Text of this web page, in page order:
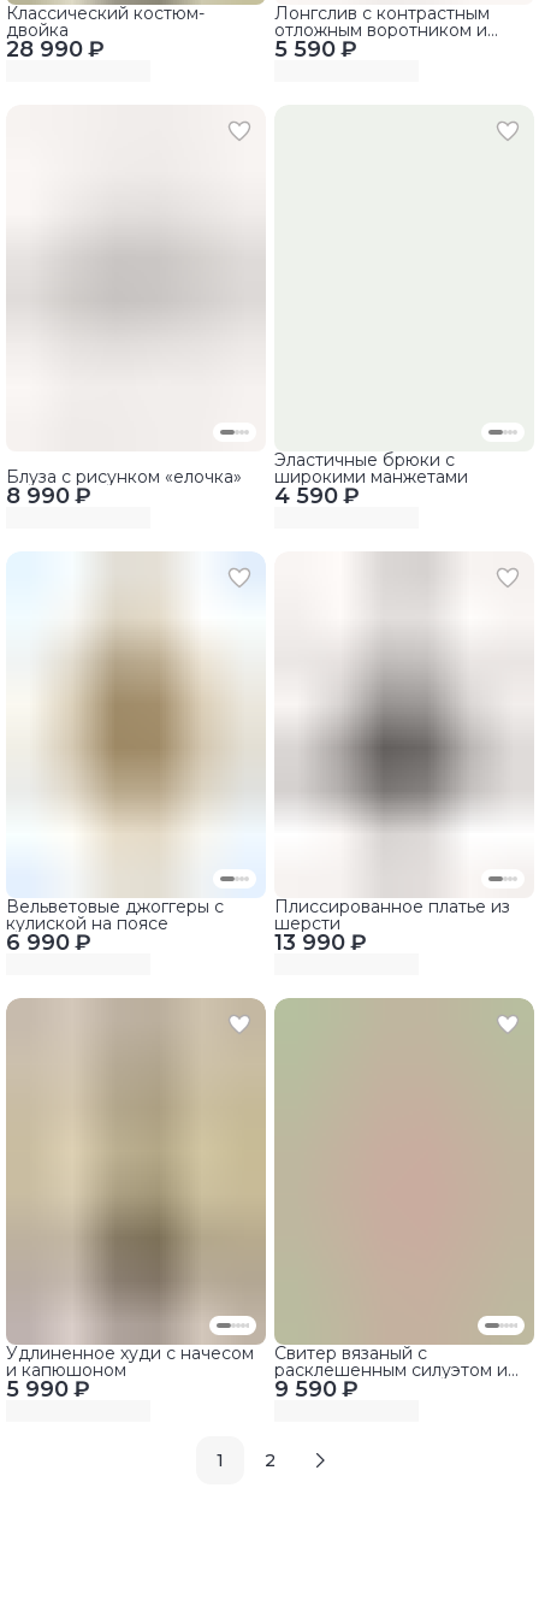
28 990 ₽
Классический костюм-
двойка
5 590 ₽
Лонгслив с контрастным
отложным воротником и
длинными рукавами
8 990 ₽
Блуза с рисунком «елочка»
4 590 ₽
Эластичные брюки с
широкими манжетами
6 990 ₽
Вельветовые джоггеры с
кулиской на поясе
13 990 ₽
Плиссированное платье из
шерсти
5 990 ₽
Удлиненное худи с начесом
и капюшоном
9 590 ₽
Свитер вязаный с
расклешенным силуэтом и
пуговицами
1 2